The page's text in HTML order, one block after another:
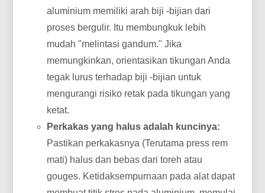
aluminium memiliki arah biji -bijian dari
proses bergulir. Itu membungkuk lebih
mudah "melintasi gandum." Jika
memungkinkan, orientasikan tikungan Anda
tegak lurus terhadap biji -bijian untuk
mengurangi risiko retak pada tikungan yang
ketat.
Perkakas yang halus adalah kuncinya:
Pastikan perkakasnya (Terutama press rem
mati) halus dan bebas dari toreh atau
gouges. Ketidaksempurnaan pada alat dapat